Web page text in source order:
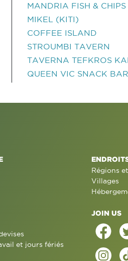
MANDRIA FISH & CHIPS
MIKEL (KITI)
COFFEE ISLAND
STROUMBI TAVERN
TAVERNA TEFKROS
QUEEN VIC SNACK
et jours fériés
Régions
Villages
JOIN US